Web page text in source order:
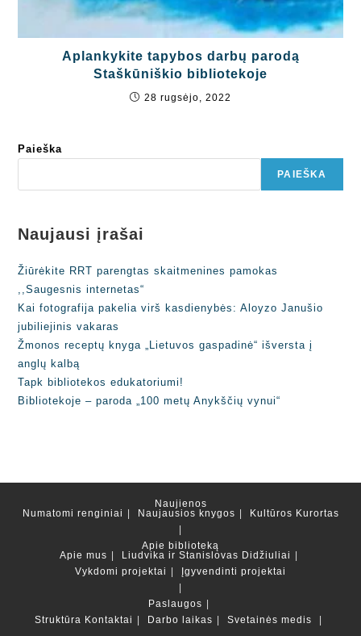
Aplankykite tapybos darbų parodą
Staškūniškio bibliotekoje
28 rugsėjo, 2022
Paieška
PAIEŠKA
Naujausi įrašai
Žiūrėkite RRT parengtas skaitmenines pamokas
,,Saugesnis internetas“
Kai fotografija pakelia virš kasdienybės: Aloyzo Janušio
jubiliejinis vakaras
Žmonos receptų knyga „Lietuvos gaspadinė“ išversta į
anglų kalbą
Tapk bibliotekos edukatoriumi!
Bibliotekoje – paroda „100 metų Anykščių vynui“
Naujienos
Numatomi renginiai
Naujausios knygos Kultūros Kurortas
Apie biblioteką
Apie mus
Liudvika ir Stanislovas Didžiuliai
Vykdomi projektai
Įgyvendinti projektai
Paslaugos
Struktūra Kontaktai Darbo laikas
Svetainės medis